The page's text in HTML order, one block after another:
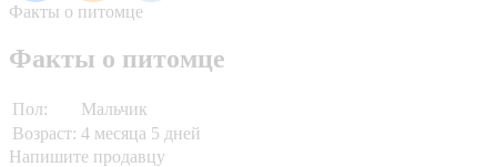
Факты о питомце
Факты о питомце
Пол:
Мальчик
Возраст: 4 месяца 5 дней
Напишите продавцу